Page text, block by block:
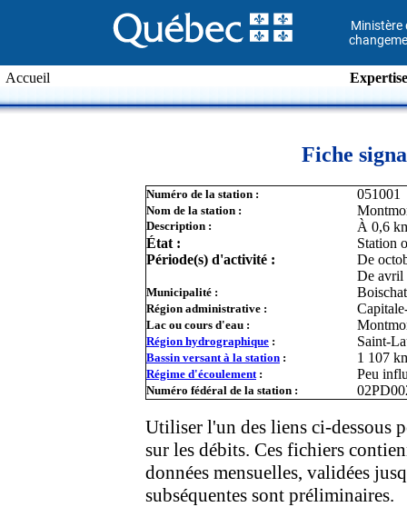
Ministère
Accueil
Fiche
Numéro de la station : 051001
Nom de la station :
Description :
À 0,6
État :
Station
Période(s) d'activité :
De
De avril
Municipalité :
Région administrative :
Lac ou cours d'eau :
Région hydrographique : Saint-
Bassin versant à la station : 1 107
Régime d'écoulement : Peu
Numéro fédéral de la station :
Utiliser l'un des liens ci-dessous
sur les débits. Ces fichiers
données mensuelles, validées
subséquentes sont préliminaires.